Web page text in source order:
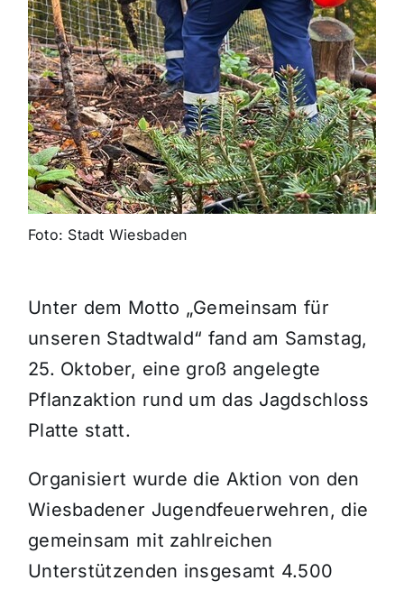
Foto: Stadt Wiesbaden
Unter dem Motto „Gemeinsam für
unseren Stadtwald“ fand am Samstag,
25. Oktober, eine groß angelegte
Pflanzaktion rund um das Jagdschloss
Platte statt.
Organisiert wurde die Aktion von den
Wiesbadener Jugendfeuerwehren, die
gemeinsam mit zahlreichen
Unterstützenden insgesamt 4.500